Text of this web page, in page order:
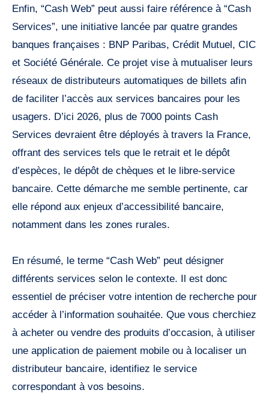
Enfin, “Cash Web” peut aussi faire référence à “Cash
Services”, une initiative lancée par quatre grandes
banques françaises : BNP Paribas, Crédit Mutuel, CIC
et Société Générale. Ce projet vise à mutualiser leurs
réseaux de distributeurs automatiques de billets afin
de faciliter l’accès aux services bancaires pour les
usagers. D’ici 2026, plus de 7000 points Cash
Services devraient être déployés à travers la France,
offrant des services tels que le retrait et le dépôt
d’espèces, le dépôt de chèques et le libre-service
bancaire. Cette démarche me semble pertinente, car
elle répond aux enjeux d’accessibilité bancaire,
notamment dans les zones rurales.
En résumé, le terme “Cash Web” peut désigner
différents services selon le contexte. Il est donc
essentiel de préciser votre intention de recherche pour
accéder à l’information souhaitée. Que vous cherchiez
à acheter ou vendre des produits d’occasion, à utiliser
une application de paiement mobile ou à localiser un
distributeur bancaire, identifiez le service
correspondant à vos besoins.